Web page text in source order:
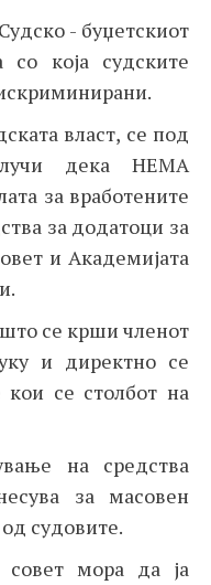
- буџетскиот
која судските
власт, се под
дека НЕМА
за вработените
за додатоци за
и Академијата
се крши членот
и директно се
кои се столбот на
на средства
за масовен
судовите.
совет мора да ја